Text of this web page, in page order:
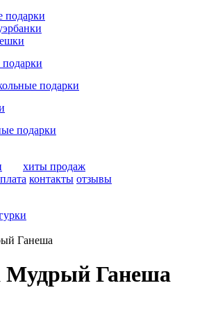
подарки
подарки
подарки
хиты продаж
контакты отзывы
Ганеша
Мудрый Ганеша